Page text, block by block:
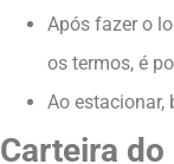
Após fazer o
os termos, é
Ao estacionar,
Carteira